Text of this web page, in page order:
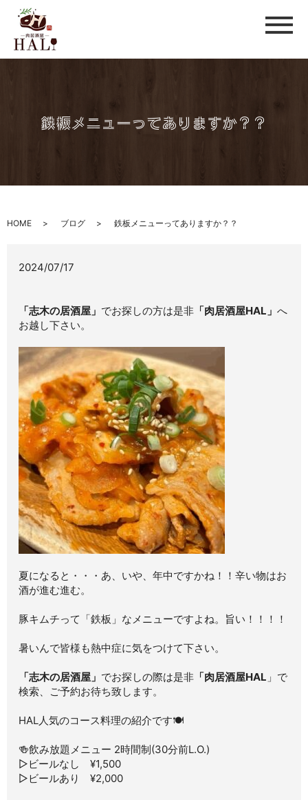
メ
鉄板メニューってありますか？？
HOME ブログ 鉄板メニューってありますか？？
2024/07/17
「志木の居酒屋」 でお探しの方は是非 「肉居酒屋HAL」へ
お越し下さい。
夏になると・・・あ、いや、年中ですかね！！辛い物はお
酒が進む進む。
豚キムチって「鉄板」なメニューですよね。旨い！！！！
暑いんで皆様も熱中症に気をつけて下さい。
「志木の居酒屋」 でお探しの際は是非 「肉居酒屋HAL 」で
検索、ご予約お待ち致します。
HAL人気のコース料理の紹介です🍽
🍻飲み放題メニュー 2時間制(30分前L.O.)
▷ビールなし ¥1,500
▷ビールあり ¥2,000